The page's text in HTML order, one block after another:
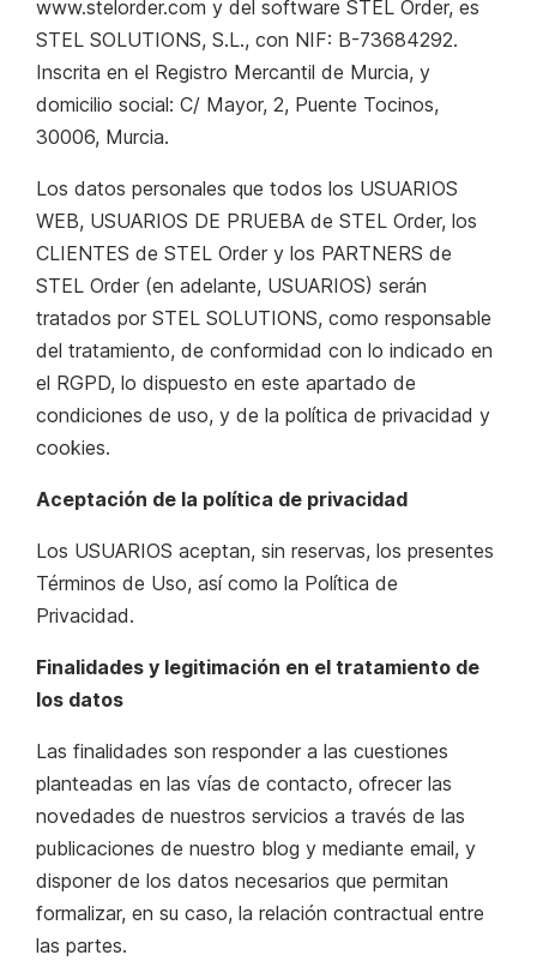
www.stelorder.com y del software STEL Order, es
STEL SOLUTIONS, S.L., con NIF: B-73684292.
Inscrita en el Registro Mercantil de Murcia, y
domicilio social: C/ Mayor, 2, Puente Tocinos,
30006, Murcia.
Los datos personales que todos los USUARIOS
WEB, USUARIOS DE PRUEBA de STEL Order, los
CLIENTES de STEL Order y los PARTNERS de
STEL Order (en adelante, USUARIOS) serán
tratados por STEL SOLUTIONS, como responsable
del tratamiento, de conformidad con lo indicado en
el RGPD, lo dispuesto en este apartado de
condiciones de uso, y de la política de privacidad y
cookies.
Aceptación de la política de privacidad
Los USUARIOS aceptan, sin reservas, los presentes
Términos de Uso, así como la Política de
Privacidad.
Finalidades y legitimación en el tratamiento de
los datos
Las finalidades son responder a las cuestiones
planteadas en las vías de contacto, ofrecer las
novedades de nuestros servicios a través de las
publicaciones de nuestro blog y mediante email, y
disponer de los datos necesarios que permitan
formalizar, en su caso, la relación contractual entre
las partes.